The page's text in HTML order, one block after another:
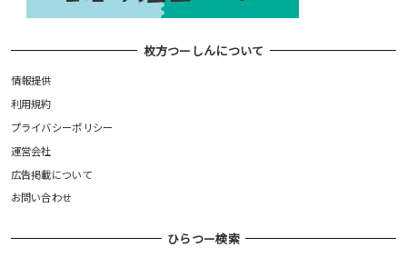
枚方つーしんについて
情報提供
利用規約
プライバシーポリシー
運営会社
広告掲載について
お問い合わせ
ひらつー検索